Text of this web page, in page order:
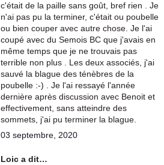
c'était de la paille sans goût, bref rien . Je
n'ai pas pu la terminer, c'était ou poubelle
ou bien couper avec autre chose. Je l'ai
coupé avec du Semois BC que j'avais en
même temps que je ne trouvais pas
terrible non plus . Les deux associés, j'ai
sauvé la blague des ténèbres de la
poubelle :-) . Je l'ai ressayé l'année
dernière après discussion avec Benoit et
effectivement, sans atteindre des
sommets, j'ai pu terminer la blague.
03 septembre, 2020
Loic a dit…